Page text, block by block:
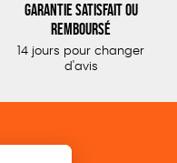
Garantie satisfait ou
remboursé
14 jours pour changer
d'avis